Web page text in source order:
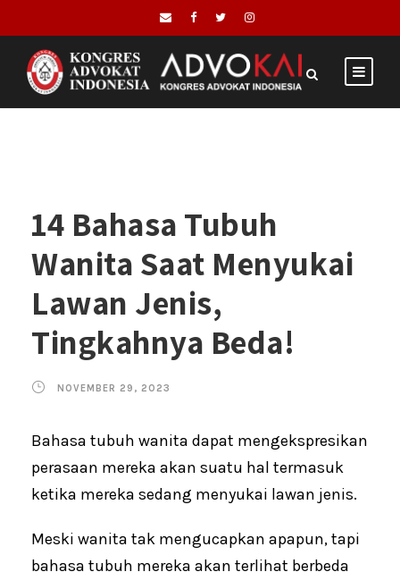
14 Bahasa Tubuh
Wanita Saat Menyukai
Lawan Jenis,
Tingkahnya Beda!
NOVEMBER 29, 2023
Bahasa tubuh wanita dapat mengekspresikan
perasaan mereka akan suatu hal termasuk
ketika mereka sedang menyukai lawan jenis.
Meski wanita tak mengucapkan apapun, tapi
bahasa tubuh mereka akan terlihat berbeda